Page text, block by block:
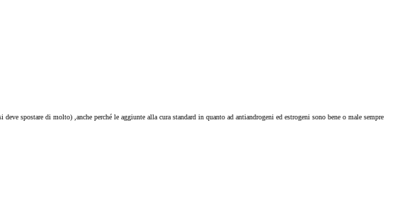
spostare di molto) ,anche perché le aggiunte alla cura standard in quanto ad antiandrogeni ed estrogeni sono bene o male sempre